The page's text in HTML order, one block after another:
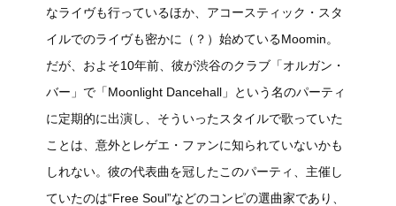
なライヴも行っているほか、アコースティック・スタ
イルでのライヴも密かに（？）始めているMoomin。
だが、およそ10年前、彼が渋谷のクラブ「オルガン・
バー」で「Moonlight Dancehall」という名のパーティ
に定期的に出演し、そういったスタイルで歌っていた
ことは、意外とレゲエ・ファンに知られていないかも
しれない。彼の代表曲を冠したこのパーティ、主催し
ていたのは“Free Soul”などのコンピの選曲家であり、